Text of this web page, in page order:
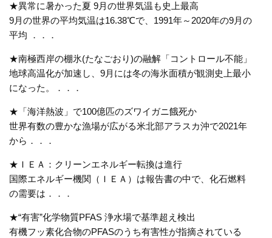
★異常に暑かった夏 9月の世界気温も史上最高
9月の世界の平均気温は16.38℃で、1991年～2020年の9月の
平均 ．．．
★南極西岸の棚氷(たなごおり)の融解「コントロール不能」
地球高温化が加速し、9月には冬の海氷面積が観測史上最小
になった。
．．．
★「海洋熱波」で100億匹のズワイガニ餓死か
世界有数の豊かな漁場が広がる米北部アラスカ沖で2021年
から．．．
★ＩＥＡ：クリーンエネルギー転換は進行
国際エネルギー機関（ＩＥＡ）は報告書の中で、化石燃料
の需要は．．．
★“有害”化学物質PFAS 浄水場で基準超え検出
有機フッ素化合物のPFASのうち有害性が指摘されている